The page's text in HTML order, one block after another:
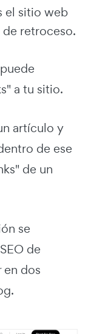
el sitio web
retroceso.
a tu sitio.
artículo y
de ese
de un
se
de
en dos